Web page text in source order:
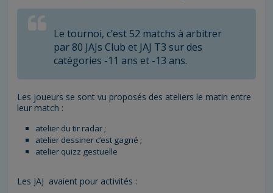
Le tournoi, c’est 52 matchs à arbitrer
par 80 JAJs Club et JAJ T3 sur des
catégories -11 ans et -13 ans.
Les joueurs se sont vu proposés des ateliers le matin entre
leur match :
atelier du tir radar ;
atelier dessiner c’est gagné ;
atelier quizz gestuelle
Les JAJ avaient pour activités :